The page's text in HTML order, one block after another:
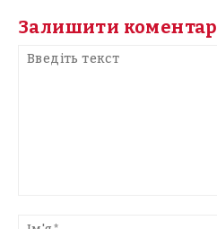
Залишити коментар
текст